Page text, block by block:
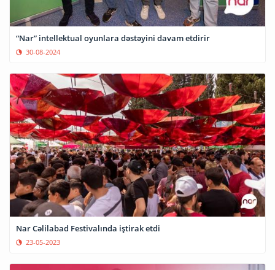
“Nar” intellektual oyunlara dəstəyini davam etdirir
30-08-2024
Nar Cəlilabad Festivalında iştirak etdi
23-05-2023